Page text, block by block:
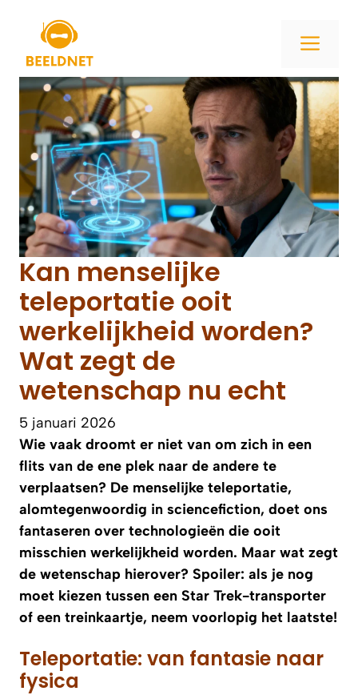
inhoud
Kan menselijke
teleportatie ooit
werkelijkheid worden?
Wat zegt de
wetenschap nu echt
5 januari 2026
Wie vaak droomt er niet van om zich in een
flits van de ene plek naar de andere te
verplaatsen? De menselijke teleportatie,
alomtegenwoordig in sciencefiction, doet ons
fantaseren over technologieën die ooit
misschien werkelijkheid worden. Maar wat zegt
de wetenschap hierover? Spoiler: als je nog
moet kiezen tussen een Star Trek-transporter
of een treinkaartje, neem voorlopig het laatste!
Teleportatie: van fantasie naar
fysica